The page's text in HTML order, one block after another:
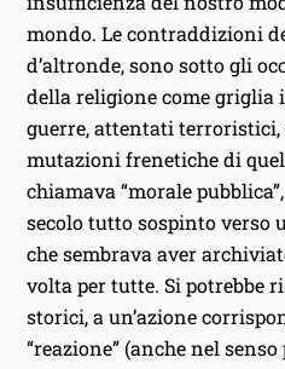
mondo. Le contraddizioni
d’altronde, sono sotto gli
della religione come griglia
guerre, attentati terroristici,
mutazioni frenetiche di
chiamava “morale
secolo tutto sospinto verso
che sembrava aver
volta per tutte. Si potrebbe
storici, a un’azione
“reazione” (anche nel